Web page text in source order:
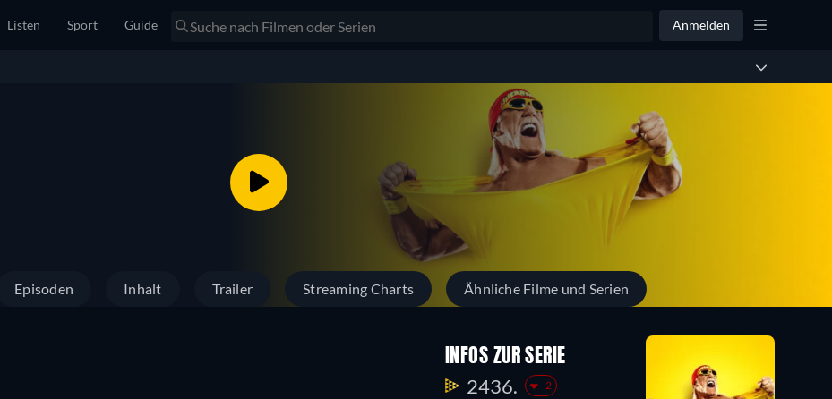
Listen Sport Guide Anmelden
Episoden Inhalt Trailer Streaming Charts Ähnliche Filme und Serien
INFOS ZUR SERIE
2436. -2